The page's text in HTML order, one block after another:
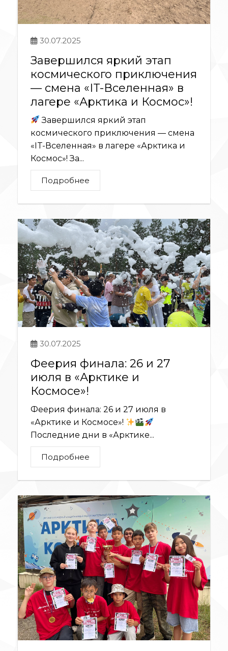
30.07.2025
Завершился яркий этап
космического приключения
— смена «IT-Вселенная» в
лагере «Арктика и Космос»!
Завершился яркий этап
космического приключения — смена
«IT-Вселенная» в лагере «Арктика и
Космос»! За...
Подробнее
30.07.2025
Феерия финала: 26 и 27
июля в «Арктике и
Космосе»!
Феерия финала: 26 и 27 июля в
«Арктике и Космосе»!
Последние дни в «Арктике...
Подробнее